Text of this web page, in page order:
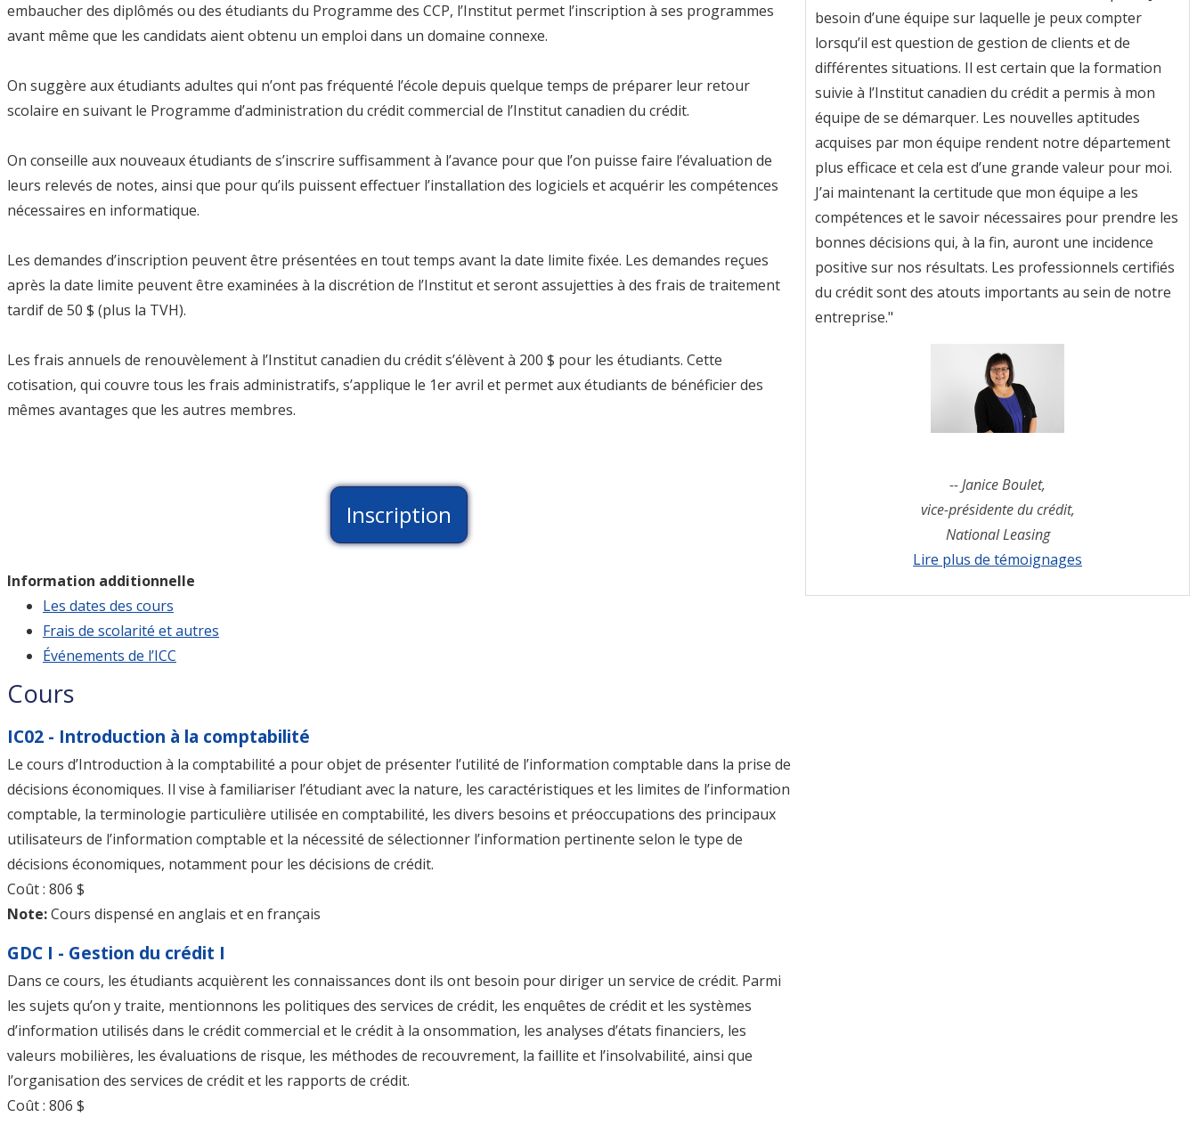
embaucher des diplômés ou des étudiants du Programme des CCP, l’Institut permet l’inscription à ses programmes
avant même que les candidats aient obtenu un emploi dans un domaine connexe.
On suggère aux étudiants adultes qui n’ont pas fréquenté l’école depuis quelque temps de préparer leur retour
scolaire en suivant le Programme d’administration du crédit commercial de l’Institut canadien du crédit.
On conseille aux nouveaux étudiants de s’inscrire suffisamment à l’avance pour que l’on puisse faire l’évaluation de
leurs relevés de notes, ainsi que pour qu’ils puissent effectuer l’installation des logiciels et acquérir les compétences
nécessaires en informatique.
Les demandes d’inscription peuvent être présentées en tout temps avant la date limite fixée. Les demandes reçues
après la date limite peuvent être examinées à la discrétion de l’Institut et seront assujetties à des frais de traitement
tardif de 50 $ (plus la TVH).
Les frais annuels de renouvèlement à l’Institut canadien du crédit s’élèvent à 200 $ pour les étudiants. Cette
cotisation, qui couvre tous les frais administratifs, s’applique le 1er avril et permet aux étudiants de bénéficier des
mêmes avantages que les autres membres.
Inscription
Information additionnelle
Les dates des cours
Frais de scolarité et autres
Événements de l’ICC
Cours
IC02 - Introduction à la comptabilité
Le cours d’Introduction à la comptabilité a pour objet de présenter l’utilité de l’information comptable dans la prise de
décisions économiques. Il vise à familiariser l’étudiant avec la nature, les caractéristiques et les limites de l’information
comptable, la terminologie particulière utilisée en comptabilité, les divers besoins et préoccupations des principaux
utilisateurs de l’information comptable et la nécessité de sélectionner l’information pertinente selon le type de
décisions économiques, notamment pour les décisions de crédit.
Coût : 806 $
Note:Cours dispensé en anglais et en français
GDC I - Gestion du crédit I
Dans ce cours, les étudiants acquièrent les connaissances dont ils ont besoin pour diriger un service de crédit. Parmi
les sujets qu’on y traite, mentionnons les politiques des services de crédit, les enquêtes de crédit et les systèmes
d’information utilisés dans le crédit commercial et le crédit à la onsommation, les analyses d’états financiers, les
valeurs mobilières, les évaluations de risque, les méthodes de recouvrement, la faillite et l’insolvabilité, ainsi que
l’organisation des services de crédit et les rapports de crédit.
Coût : 806 $
besoin d’une équipe sur laquelle je peux compter
lorsqu’il est question de gestion de clients et de
différentes situations. Il est certain que la formation
suivie à l’Institut canadien du crédit a permis à mon
équipe de se démarquer. Les nouvelles aptitudes
acquises par mon équipe rendent notre département
plus efficace et cela est d’une grande valeur pour moi.
J’ai maintenant la certitude que mon équipe a les
compétences et le savoir nécessaires pour prendre les
bonnes décisions qui, à la fin, auront une incidence
positive sur nos résultats. Les professionnels certifiés
du crédit sont des atouts importants au sein de notre
entreprise."
-- Janice Boulet,
vice-présidente du crédit,
National Leasing
Lire plus de témoignages